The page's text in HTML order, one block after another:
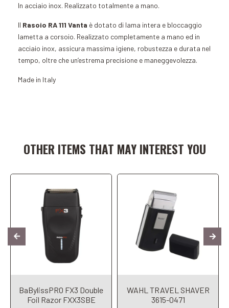
In acciaio inox. Realizzato totalmente a mano.
Il Rasoio RA 111 Vanta è dotato di lama intera e bloccaggio
lametta a corsoio. Realizzato completamente a mano ed in
acciaio inox, assicura massima igiene, robustezza e durata nel
tempo, oltre che un’estrema precisione e maneggevolezza.
Made in Italy
OTHER ITEMS THAT MAY INTEREST YOU
BaBylissPRO FX3 Double
Foil Razor FXX3SBE
WAHL TRAVEL SHAVER
3615-0471